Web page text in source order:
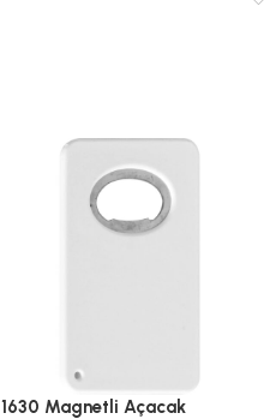
1630 Magnetli Açacak